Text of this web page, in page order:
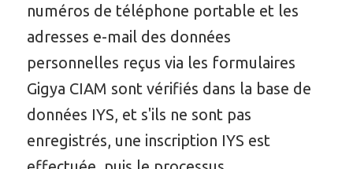
numéros de téléphone portable et les
adresses e-mail des données
personnelles reçus via les formulaires
Gigya CIAM sont vérifiés dans la base de
données IYS, et s'ils ne sont pas
enregistrés, une inscription IYS est